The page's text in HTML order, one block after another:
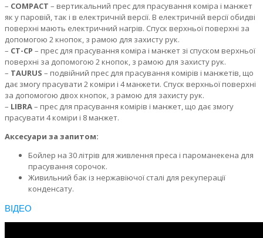
– COMPACT – вертикальний прес для прасування коміра і манжет
як у паровій, так і в електричній версії. В електричній версії обидві
поверхні мають електричний нагрів. Спуск верхньої поверхні за
допомогою 2 кнопок, з рамою для захисту рук.
– CT-CP – прес для прасування коміра і манжет зі спуском верхньої
поверхні за допомогою 2 кнопок, з рамою для захисту рук.
– TAURUS – подвійний прес для прасування комірів і манжетів, що
дає змогу прасувати 2 коміри і 4 манжети. Спуск верхньої поверхні
за допомогою двох кнопок, з рамою для захисту рук.
– LIBRA– прес для прасування комірів і манжет, що дає змогу
прасувати 4 коміри і 8 манжет.
Аксесуари за запитом:
Бойлер на 30 літрів для живлення преса і пароманекена для
прасування сорочок.
Живильний бак із нержавіючої сталі для рекуперації
конденсату.
ВІДЕО